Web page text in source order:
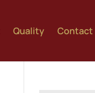
Quality Contact